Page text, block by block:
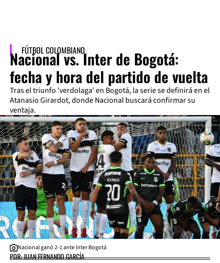
FÚTBOL COLOMBIANO
Nacional vs. Inter de Bogotá:
fecha y hora del partido de vuelta
Tras el triunfo 'verdolaga' en Bogotá, la serie se definirá en el
Atanasio Girardot, donde Nacional buscará confirmar su
ventaja.
Nacional ganó 2-1 ante Inter Bogotá
POR: JUAN FERNANDO GARCÍA